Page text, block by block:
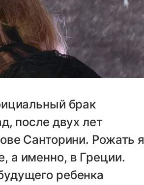
брак
после двух лет
Санторини. Рожать я
а именно, в Греции.
ребенка